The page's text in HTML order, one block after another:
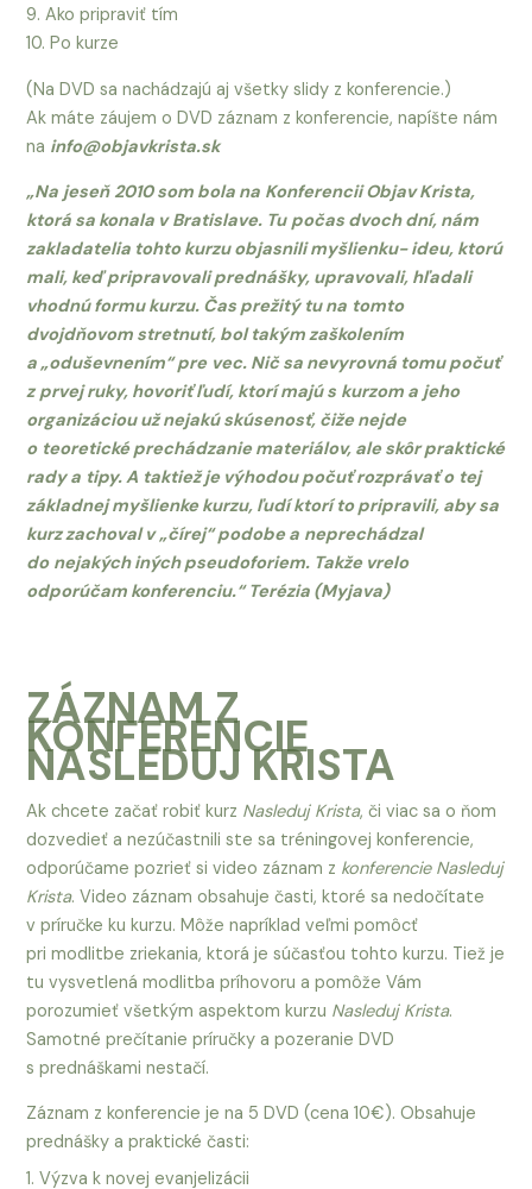
9. Ako pripraviť tím
10. Po kurze
(Na DVD sa nachádzajú aj všetky slidy z konferencie.)
Ak máte záujem o DVD záznam z konferencie, napíšte nám
na info@objavkrista.sk
„Na jeseň 2010 som bola na Konferencii Objav Krista,
ktorá sa konala v Bratislave. Tu počas dvoch dní, nám
zakladatelia tohto kurzu objasnili myšlienku- ideu, ktorú
mali, keď pripravovali prednášky, upravovali, hľadali
vhodnú formu kurzu. Čas prežitý tu na tomto
dvojdňovom stretnutí, bol takým zaškolením
a „oduševnením“ pre vec. Nič sa nevyrovná tomu počuť
z prvej ruky, hovoriť ľudí, ktorí majú s kurzom a jeho
organizáciou už nejakú skúsenosť, čiže nejde
o teoretické prechádzanie materiálov, ale skôr praktické
rady a tipy. A taktiež je výhodou počuť rozprávať o tej
základnej myšlienke kurzu, ľudí ktorí to pripravili, aby sa
kurz zachoval v „čírej“ podobe a neprechádzal
do nejakých iných pseudoforiem. Takže vrelo
odporúčam konferenciu.“ Terézia (Myjava)
ZÁZNAM Z
KONFERENCIE
NASLEDUJ KRISTA
Ak chcete začať robiť kurz Nasleduj Krista, či viac sa o ňom
dozvedieť a nezúčastnili ste sa tréningovej konferencie,
odporúčame pozrieť si video záznam z konferencie Nasleduj
Krista. Video záznam obsahuje časti, ktoré sa nedočítate
v príručke ku kurzu. Môže napríklad veľmi pomôcť
pri modlitbe zriekania, ktorá je súčasťou tohto kurzu. Tiež je
tu vysvetlená modlitba príhovoru a pomôže Vám
porozumieť všetkým aspektom kurzu Nasleduj Krista.
Samotné prečítanie príručky a pozeranie DVD
s prednáškami nestačí.
Záznam z konferencie je na 5 DVD (cena 10€). Obsahuje
prednášky a praktické časti:
1. Výzva k novej evanjelizácii